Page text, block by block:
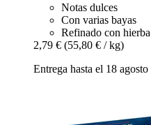
Notas dulces
Con varias bayas
Refinado con
2,79 € (55,80 € / kg)
Entrega hasta el 18 agosto